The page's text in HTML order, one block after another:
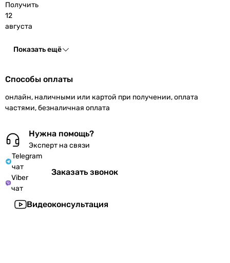
Получить
12
августа
Показать ещё
Способы оплаты
онлайн, наличными или картой при получении, оплата
частями, безналичная оплата
Нужна помощь?
Эксперт на связи
Telegram
чат
Viber
чат
Заказать звонок
Видеоконсультация